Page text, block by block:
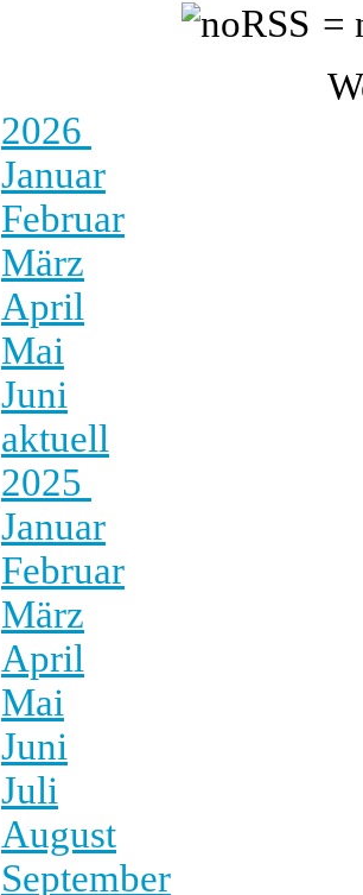
=
2026
Januar
Februar
März
April
Mai
Juni
aktuell
2025
Januar
Februar
März
April
Mai
Juni
Juli
August
September